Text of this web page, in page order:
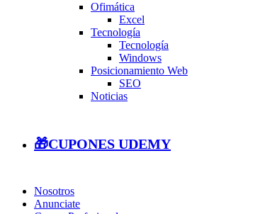
Ofimática
Excel
Tecnología
Tecnología
Windows
Posicionamiento Web
SEO
Noticias
🎁CUPONES UDEMY
Nosotros
Anunciate